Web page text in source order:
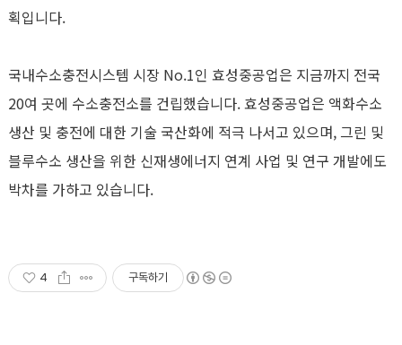
획입니다.
국내수소충전시스템 시장 No.1인 효성중공업은 지금까지 전국
20여 곳에 수소충전소를 건립했습니다. 효성중공업은 액화수소
생산 및 충전에 대한 기술 국산화에 적극 나서고 있으며, 그린 및
블루수소 생산을 위한 신재생에너지 연계 사업 및 연구 개발에도
박차를 가하고 있습니다.
4 구독하기